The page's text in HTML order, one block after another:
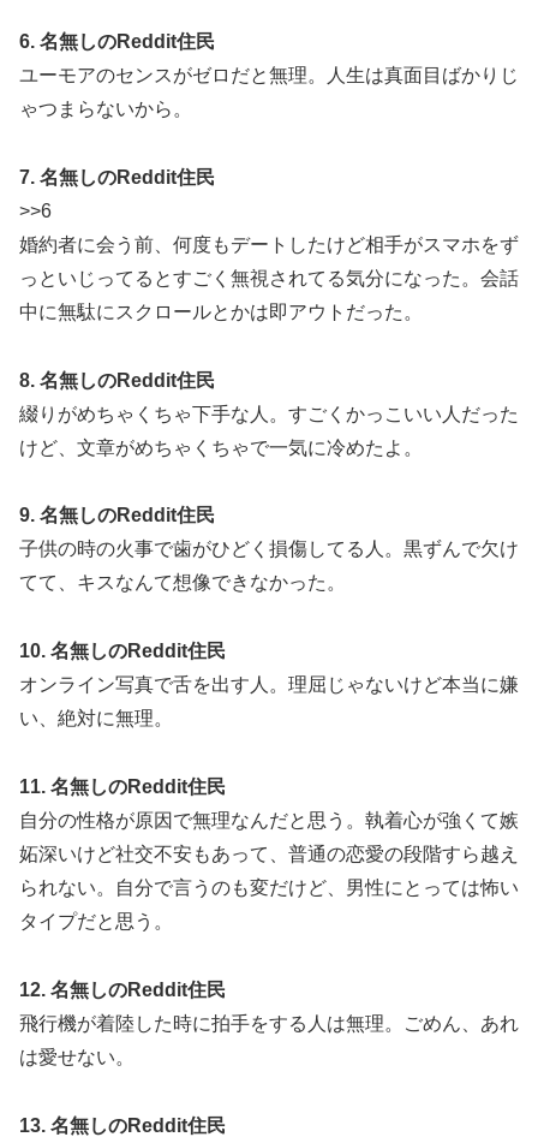
6. 名無しのReddit住民
ユーモアのセンスがゼロだと無理。人生は真面目ばかりじ
ゃつまらないから。
7. 名無しのReddit住民
>>6
婚約者に会う前、何度もデートしたけど相手がスマホをず
っといじってるとすごく無視されてる気分になった。会話
中に無駄にスクロールとかは即アウトだった。
8. 名無しのReddit住民
綴りがめちゃくちゃ下手な人。すごくかっこいい人だった
けど、文章がめちゃくちゃで一気に冷めたよ。
9. 名無しのReddit住民
子供の時の火事で歯がひどく損傷してる人。黒ずんで欠け
てて、キスなんて想像できなかった。
10. 名無しのReddit住民
オンライン写真で舌を出す人。理屈じゃないけど本当に嫌
い、絶対に無理。
11. 名無しのReddit住民
自分の性格が原因で無理なんだと思う。執着心が強くて嫉
妬深いけど社交不安もあって、普通の恋愛の段階すら越え
られない。自分で言うのも変だけど、男性にとっては怖い
タイプだと思う。
12. 名無しのReddit住民
飛行機が着陸した時に拍手をする人は無理。ごめん、あれ
は愛せない。
13. 名無しのReddit住民